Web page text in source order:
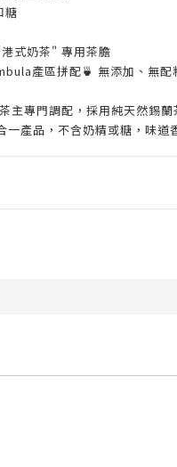
糖
式奶茶" 專用茶膽
產區拼配🍵 無添加、無配
主專門調配，採用純天然錫蘭
一產品，不含奶精或糖，味道